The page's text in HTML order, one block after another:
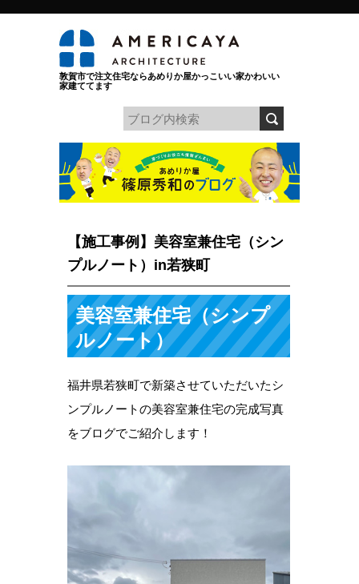
敦賀市で注文住宅ならあめりか屋かっこいい家かわいい
家建ててます
【施工事例】美容室兼住宅（シン
プルノート）in若狭町
美容室兼住宅（シンプ
ルノート）
福井県若狭町で新築させていただいたシ
ンプルノートの美容室兼住宅の完成写真
をブログでご紹介します！